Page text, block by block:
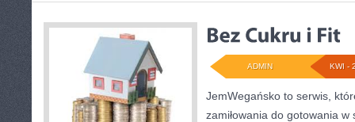
KWI -
ADMIN
JemWegańsko to serwis,
zamiłowania do gotowania